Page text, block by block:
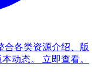
合各类资源介绍、版
动态。 立即查看。